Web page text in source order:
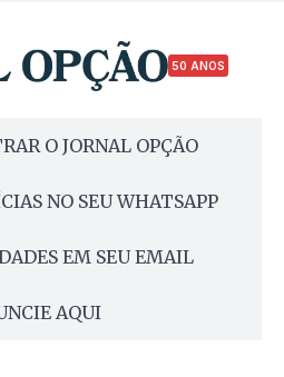
50 ANOS
O JORNAL OPÇÃO
NO SEU WHATSAPP
EM SEU EMAIL
AQUI